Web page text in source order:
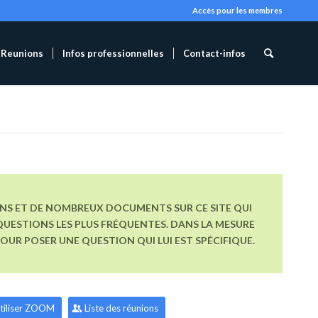
Accès pour les membres
Reunions Infos professionnelles Contact-infos
ET DE NOMBREUX DOCUMENTS SUR CE SITE QUI
LES PLUS FRÉQUENTES. DANS LA MESURE
POSER UNE QUESTION QUI LUI EST SPÉCIFIQUE.
ZOOM Liste des réunions